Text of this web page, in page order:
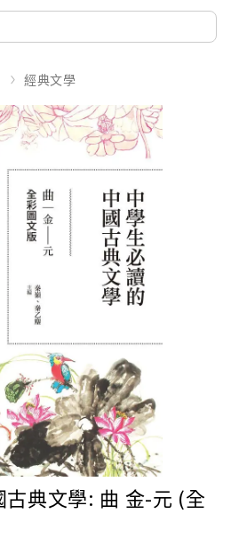
經典文學
典文學: 曲 金-元 (全